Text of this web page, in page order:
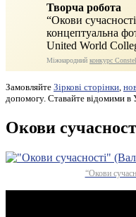
Творча робота
“Окови
концептуальна
United World
Міжнародний конкурс
Замовляйте Зіркові сторінки
допомогу. Ставайте відомими в
Окови
“Окови